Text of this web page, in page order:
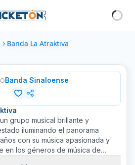
Banda La Atraktiva
Banda Sinaloense
grupo musical brillante y
iluminando el panorama
con su música apasionada y
en los géneros de música de